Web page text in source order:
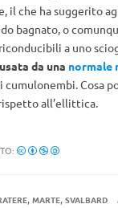
il che ha suggerito
bagnato, o
a uno
da una normale
Cosa
all’ellittica.
, MARTE, SVALBARD